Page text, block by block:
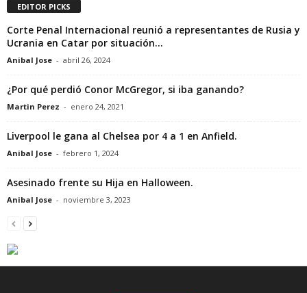
EDITOR PICKS
Corte Penal Internacional reunió a representantes de Rusia y
Ucrania en Catar por situación...
Anibal Jose - abril 26, 2024
¿Por qué perdió Conor McGregor, si iba ganando?
Martin Perez - enero 24, 2021
Liverpool le gana al Chelsea por 4 a 1 en Anfield.
Anibal Jose - febrero 1, 2024
Asesinado frente su Hija en Halloween.
Anibal Jose - noviembre 3, 2023